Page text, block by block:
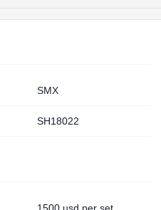
SMX
SH18022